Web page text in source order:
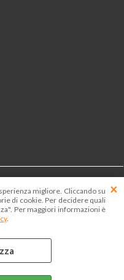
migliore. Cliccando su
di cookie. Per decidere quali
Per maggiori informazioni è
.